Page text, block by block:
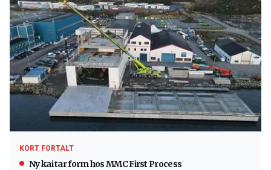
KORT FORTALT
Ny kai tar form hos MMC First Process